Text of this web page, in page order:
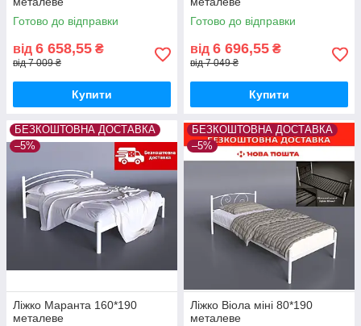
Готово до відправки
від 6 658,55 ₴
від 7 009 ₴
Купити
Готово до відправки
від 6 696,55 ₴
від 7 049 ₴
Купити
БЕЗКОШТОВНА ДОСТАВКА
–5%
Ліжко Маранта 160*190
металеве
БЕЗКОШТОВНА ДОСТАВКА
–5%
Ліжко Віола міні 80*190
металеве